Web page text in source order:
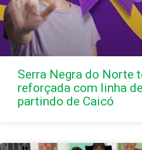
Serra Negra do Norte
reforçada com linha
partindo de Caicó